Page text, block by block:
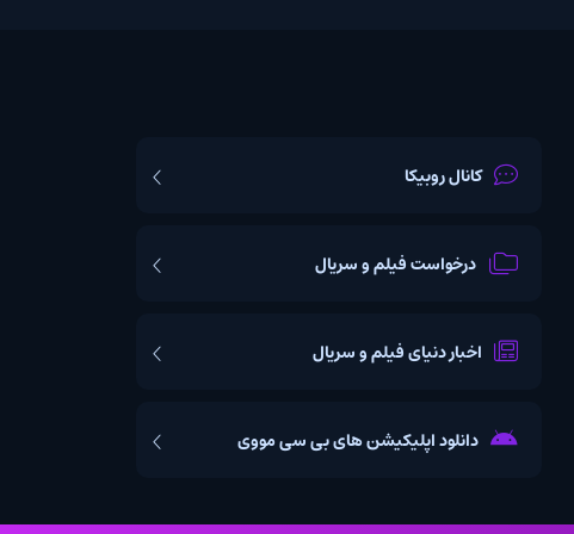
کانال روبیکا
درخواست فیلم و سریال
اخبار دنیای فیلم و سریال
دانلود اپلیکیشن های بی سی مووی